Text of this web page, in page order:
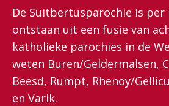
De Suitbertusparochie is per
ontstaan uit een fusie van
katholieke parochies in de
weten Buren/Geldermalsen,
Beesd, Rumpt, Rhenoy/
en Varik.